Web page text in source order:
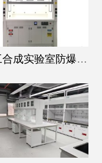
化工合成实验室防爆通风柜，核心配置一个都不能少